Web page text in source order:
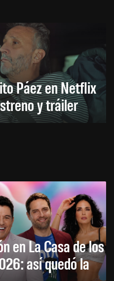
Páez en Netflix
y tráiler
en La Casa de los
así quedó la